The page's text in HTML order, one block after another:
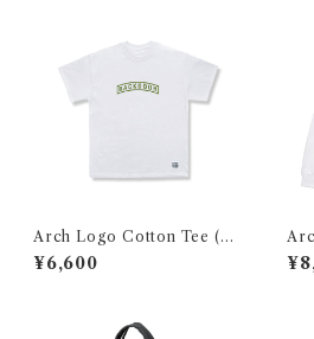
Arch Logo Cotton Tee (W
hite×GREEN)
¥6,600
Arch